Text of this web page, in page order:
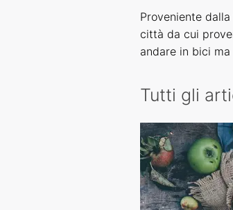
Proveniente
città da cui
andare in bici
Tutti gli